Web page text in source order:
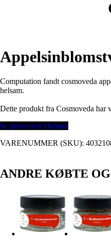
Computation fandt cosmoveda
helsam.
Dette produkt fra Cosmoveda har
Se prisen hos Helsam
VARENUMMER (SKU):
ANDRE KØBTE